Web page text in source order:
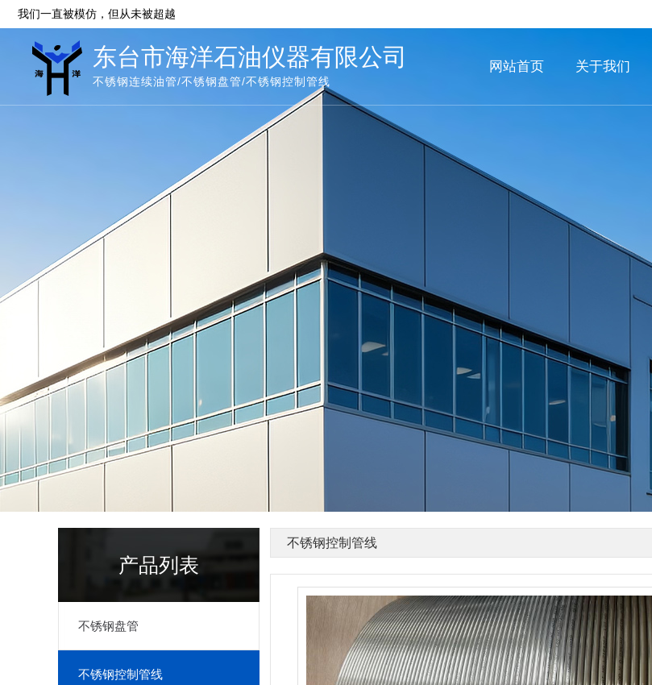
我们一直被模仿，但从未被超越
东台市海洋石油仪器有限公司
不锈钢连续油管/不锈钢盘管/不锈钢控制管线
网站首页 关于我们
产品列表
不锈钢盘管
不锈钢控制管线
不锈钢控制管线